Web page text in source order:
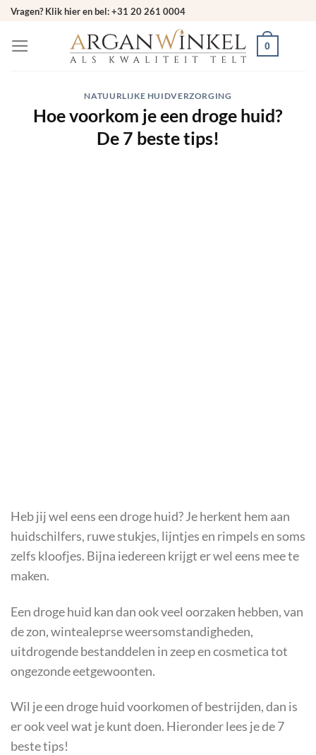
Ga
inhoud
Vragen? Klik hier en bel: +31 20 261 0004
0
NATUURLIJKE HUIDVERZORGING
Hoe voorkom je een droge huid?
De 7 beste tips!
Heb jij wel eens een droge huid? Je herkent hem aan
huidschilfers, ruwe stukjes, lijntjes en rimpels en soms
zelfs kloofjes. Bijna iedereen krijgt er wel eens mee te
maken.
Een droge huid kan dan ook veel oorzaken hebben, van
de zon, wintealeprse weersomstandigheden,
uitdrogende bestanddelen in zeep en cosmetica tot
ongezonde eetgewoonten.
Wil je een droge huid voorkomen of bestrijden, dan is
er ook veel wat je kunt doen. Hieronder lees je de 7
beste tips!